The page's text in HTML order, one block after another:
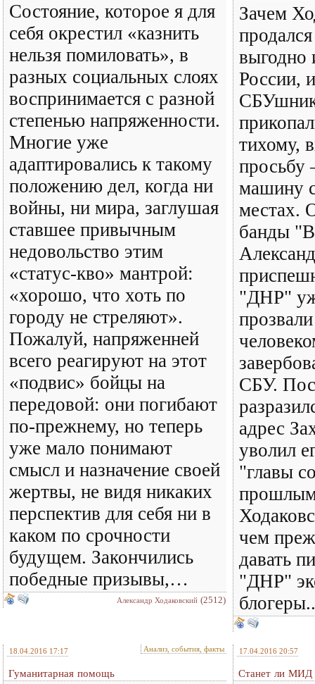
Состояние, которое я для
себя окрестил «казнить
нельзя помиловать», в
разных социальных слоях
воспринимается с разной
степенью напряженности.
Многие уже
адаптировались к такому
положению дел, когда ни
войны, ни мира, заглушая
ставшее привычным
недовольство этим
«статус-кво» мантрой:
«хорошо, что хоть по
городу не стреляют».
Пожалуй, напряженней
всего реагируют на этот
«подвис» бойцы на
передовой: они погибают
по-прежнему, но теперь
уже мало понимают
смысл и назначение своей
жертвы, не видя никаких
перспектив для себя ни в
каком по срочности
будущем. Закончились
победные призывы,…
Александр Ходаковский (2512)
Зачем
выгодно
России,
тихому,
просьбу
машину
местах.
банды
"ДНР"
СБУ.
адрес
уволил
"главы
чем
давать
"ДНР"
18.04.2016 17:17 Анализ, события, факты
Гуманитарная помощь
17.04.2016 20:57
Станет ли МИД